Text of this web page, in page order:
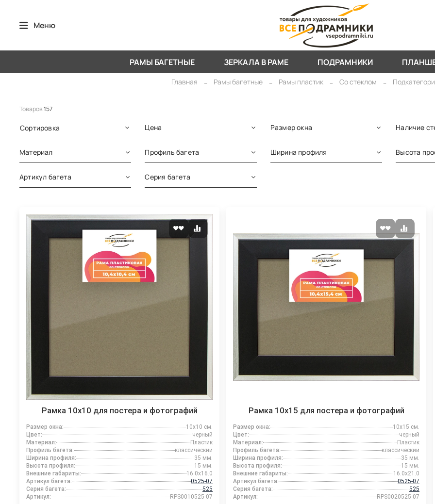
Меню
РАМЫ БАГЕТНЫЕ ЗЕРКАЛА В РАМЕ ПОДРАМНИКИ
Главная Рамы багетные Рамы пластик Со стеклом
Товаров157
Сортировка Цена Размер окна Наличие
Материал Профиль багета Ширина профиля Высота
Артикул багета Серия багета
Рамка 10x10 для постера и фотографий
Размер окна:
10x10 см.
Цвет:
черный
Материал:
Пластик
Профиль багета:
классический
Ширина профиля:
35 мм.
Высота профиля:
15 мм.
Внешние габариты:
16.0x16.0
Артикул багета:
0525-07
Серия багета:
525
Артикул:
RPS0010525-07
Рамка 10x15 для постера и фотографий
Размер окна:
10x15 см.
Цвет:
черный
Материал:
Пластик
Профиль багета:
классический
Ширина профиля:
35 мм.
Высота профиля:
15 мм.
Внешние габариты:
16.0x21.0
Артикул багета:
0525-07
Серия багета:
525
Артикул:
RPS0020525-07